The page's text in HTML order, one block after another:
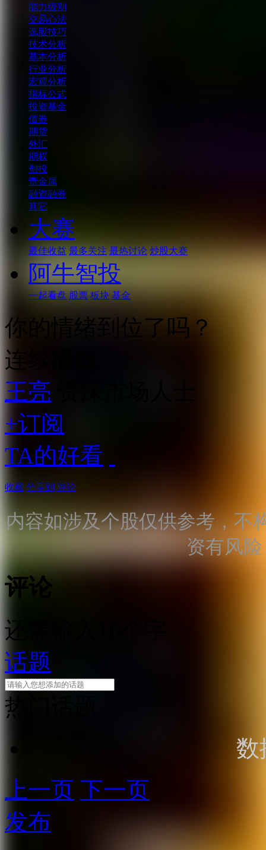
能力级别
交易心法
选股技巧
技术分析
基本分析
行业分析
宏观分析
指标公式
投资基金
债券
期货
外汇
期权
创投
贵金属
融资融券
其它
大赛
最佳收益 最多关注 最热讨论 炒股大赛
阿牛智投
一起看盘 股票 板块 基金
你的情绪到位了吗？
连续播放
王亮
+订阅
TA的好看
收藏 分享到 评论
内容如涉及个股仅供参考，不
资有风
评论
还需输入10个字
话题
热门话题
数
上一页 下一页
发布